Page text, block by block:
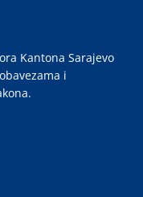
Kantona Sarajevo
i